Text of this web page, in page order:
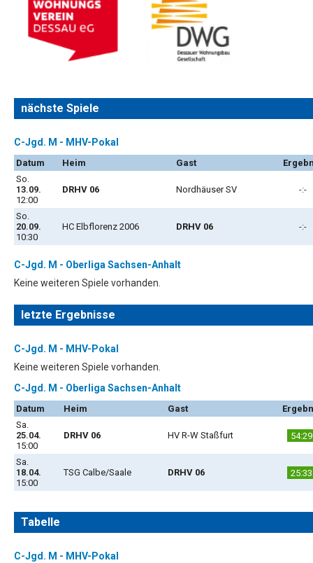
nächste Spiele
C-Jgd. M - MHV-Pokal
Datum Heim Gast
So.
13.09.
12:00
DRHV 06 Nordhäuser SV -:-
So.
20.09.
10:30
HC Elbflorenz 2006 DRHV 06 -:-
C-Jgd. M - Oberliga Sachsen-Anhalt
Keine weiteren Spiele vorhanden.
letzte Ergebnisse
C-Jgd. M - MHV-Pokal
Keine weiteren Spiele vorhanden.
C-Jgd. M - Oberliga Sachsen-Anhalt
Datum Heim Gast
Sa.
25.04.
15:00
DRHV 06 HV R-W Staßfurt 54:29
Sa.
18.04.
15:00
TSG Calbe/Saale DRHV 06 25:33
Tabelle
C-Jgd. M - MHV-Pokal